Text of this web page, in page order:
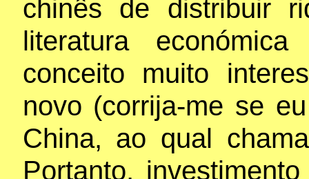
chinês de distribuir
literatura
conceito muito
novo (corrija-me se
China, ao qual
Portanto,